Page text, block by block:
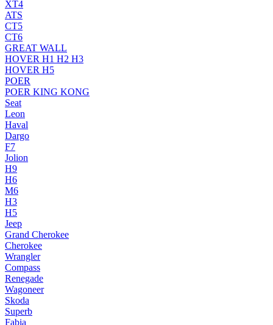
XT4
ATS
CT5
CT6
GREAT WALL
HOVER H1 H2 H3
HOVER H5
POER
POER KING KONG
Seat
Leon
Haval
Dargo
F7
Jolion
H9
H6
M6
H3
H5
Jeep
Grand Cherokee
Cherokee
Wrangler
Compass
Renegade
Wagoneer
Skoda
Superb
Fabia